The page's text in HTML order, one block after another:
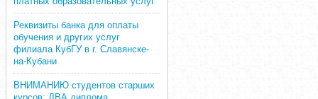
Реквизиты банка для оплаты
обучения и других услуг
филиала КубГУ в г. Славянске-
на-Кубани
ВНИМАНИЮ студентов старших